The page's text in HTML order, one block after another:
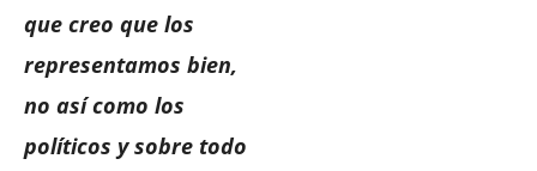
que creo que los
representamos bien,
no así como los
políticos y sobre todo